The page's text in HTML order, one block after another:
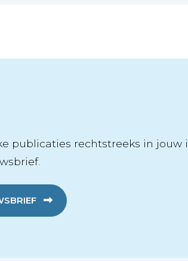
publicaties rechtstreeks in jouw